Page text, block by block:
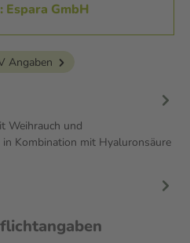
Espara GmbH
Angaben
Weihrauch und
Kombination mit Hyaluronsäure